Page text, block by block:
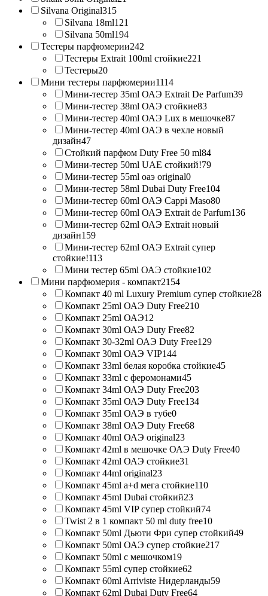
Silvana Original315
Silvana 18ml121
Silvana 50ml194
Тестеры парфюмерии242
Тестеры Extrait 100ml стойкие221
Тестеры20
Мини тестеры парфюмерии1114
Мини-тестер 35ml ОАЭ Extrait De Parfum39
Мини-тестер 38ml ОАЭ стойкие83
Мини-тестер 40ml ОАЭ Lux в мешочке87
Мини-тестер 40ml ОАЭ в чехле новый
дизайн47
Стойкий парфюм Duty Free 50 ml84
Мини-тестер 50ml UAE стойкий!79
Мини-тестер 55ml оаэ original0
Мини-тестер 58ml Dubai Duty Free104
Мини-тестер 60ml ОАЭ Cappi Maso80
Мини-тестер 60ml ОАЭ Extrait de Parfum136
Мини-тестер 62ml ОАЭ Extrait новый
дизайн159
Мини-тестер 62ml ОАЭ Extrait супер
стойкие!113
Мини тестер 65ml ОАЭ стойкие102
Мини парфюмерия - компакт2154
Компакт 40 ml Luxury Premium супер стойкие28
Компакт 25ml ОАЭ Duty Free210
Компакт 25ml ОАЭ12
Компакт 30ml ОАЭ Duty Free82
Компакт 30-32ml ОАЭ Duty Free129
Компакт 30ml ОАЭ VIP144
Компакт 33ml белая коробка стойкие45
Компакт 33ml с феромонами45
Компакт 34ml ОАЭ Duty Free203
Компакт 35ml ОАЭ Duty Free134
Компакт 35ml ОАЭ в тубе0
Компакт 38ml ОАЭ Duty Free68
Компакт 40ml ОАЭ original23
Компакт 42ml в мешочке ОАЭ Duty Free40
Компакт 42ml ОАЭ стойкие31
Компакт 44ml original23
Компакт 45ml a+d мега стойкие110
Компакт 45ml Dubai стойкий23
Компакт 45ml VIP супер стойкий74
Twist 2 в 1 компакт 50 ml duty free10
Компакт 50ml Дьюти Фри супер стойкий49
Компакт 50ml ОАЭ супер стойкие217
Компакт 50ml с мешочком19
Компакт 55ml супер стойкие62
Компакт 60ml Arriviste Нидерланды59
Компакт 62ml Dubai Duty Free64